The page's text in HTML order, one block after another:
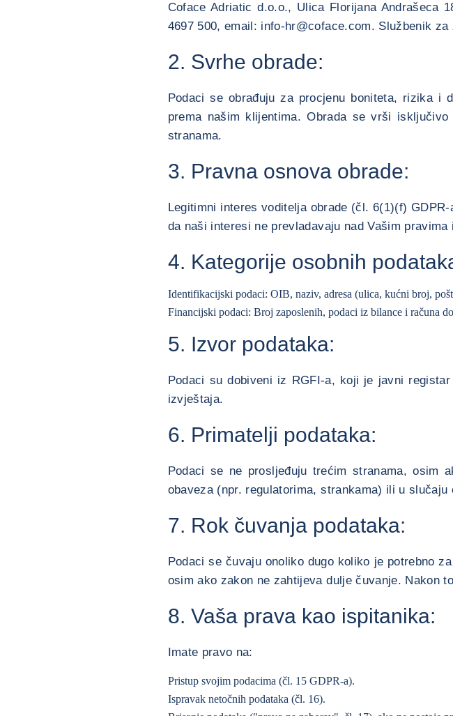
Coface Adriatic d.o.o., Ulica Florijana Andrašeca
4697 500, email: info-hr@coface.com. Službenik
2. Svrhe obrade:
Podaci se obrađuju za procjenu boniteta, rizika i
prema našim klijentima. Obrada se vrši
stranama.
3. Pravna osnova obrade:
Legitimni interes voditelja obrade (čl. 6(1)(f)
da naši interesi ne prevladavaju nad Vašim pravima
4. Kategorije osobnih
Identifikacijski podaci: OIB, naziv, adresa (ulica, kućni broj,
Financijski podaci: Broj zaposlenih, podaci iz bilance i računa
5. Izvor podataka:
Podaci su dobiveni iz RGFI-a, koji je javni
izvještaja.
6. Primatelji podataka:
Podaci se ne prosljeđuju trećim stranama, osim
obaveza (npr. regulatorima, strankama) ili u
7. Rok čuvanja podataka:
Podaci se čuvaju onoliko dugo koliko je potrebno
osim ako zakon ne zahtijeva dulje čuvanje. Nakon
8. Vaša prava kao ispitanika:
Imate pravo na:
Pristup svojim podacima (čl. 15 GDPR-a).
Ispravak netočnih podataka (čl. 16).